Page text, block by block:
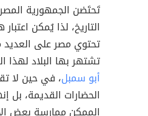
تَحتَضن الجمهورية
التاريخ، لذا يُمكن
تحتوي مصر على العديد
تشتهر بها البلاد لهذا
أبو سمبل، في حين لا
الحضارات القديمة، بل
الممكن ممارسة بعض